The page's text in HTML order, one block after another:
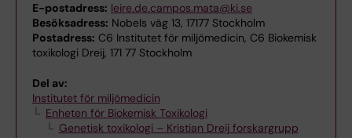
E-postadress: leire.de.campos.mata@ki.se
Besöksadress: Nobels väg 13, 17177 Stockholm
Postadress: C6 Institutet för miljömedicin, C6 Biokemisk
toxikologi Dreij, 171 77 Stockholm
Del av:
Institutet för miljömedicin
Enheten för Biokemisk Toxikologi
Genetisk toxikologi – Kristian Dreij forskargrupp